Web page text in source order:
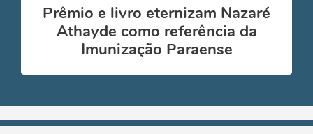
Prêmio e livro eternizam Nazaré
Athayde como referência da
Imunização Paraense